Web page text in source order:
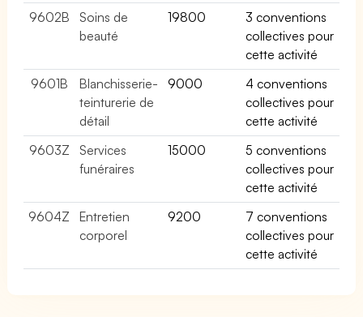
9602B
Soins de
beauté
19800
3 conventions
collectives pour
cette activité
9601B
Blanchisserie-
teinturerie de
détail
9000
4 conventions
collectives pour
cette activité
9603Z
Services
funéraires
15000
5 conventions
collectives pour
cette activité
9604Z
Entretien
corporel
9200
7 conventions
collectives pour
cette activité